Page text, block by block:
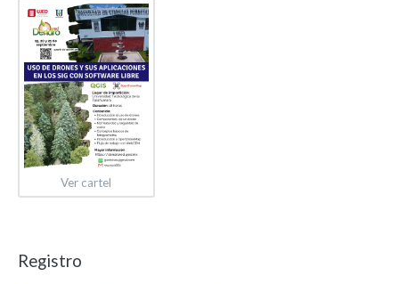
Ver cartel
Registro